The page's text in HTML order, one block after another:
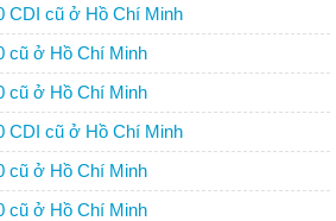
CDI cũ ở Hồ Chí Minh
cũ ở Hồ Chí Minh
cũ ở Hồ Chí Minh
CDI cũ ở Hồ Chí Minh
cũ ở Hồ Chí Minh
cũ ở Hồ Chí Minh